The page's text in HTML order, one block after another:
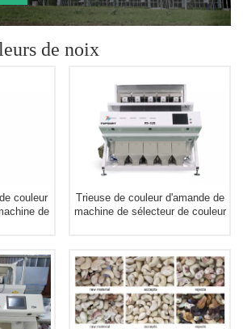
de noix
couleur
de
Trieuse de couleur d'amande de
machine de sélecteur de couleur